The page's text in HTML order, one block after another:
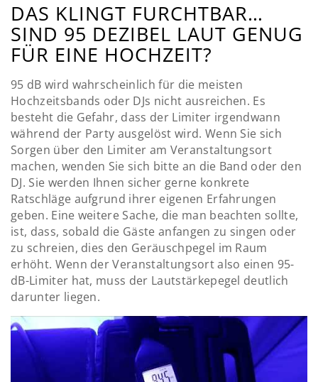
DAS KLINGT FURCHTBAR…
SIND 95 DEZIBEL LAUT GENUG
FÜR EINE HOCHZEIT?
95 dB wird wahrscheinlich für die meisten
Hochzeitsbands oder DJs nicht ausreichen. Es
besteht die Gefahr, dass der Limiter irgendwann
während der Party ausgelöst wird. Wenn Sie sich
Sorgen über den Limiter am Veranstaltungsort
machen, wenden Sie sich bitte an die Band oder den
DJ. Sie werden Ihnen sicher gerne konkrete
Ratschläge aufgrund ihrer eigenen Erfahrungen
geben. Eine weitere Sache, die man beachten sollte,
ist, dass, sobald die Gäste anfangen zu singen oder
zu schreien, dies den Geräuschpegel im Raum
erhöht. Wenn der Veranstaltungsort also einen 95-
dB-Limiter hat, muss der Lautstärkepegel deutlich
darunter liegen.